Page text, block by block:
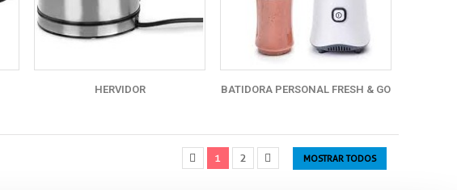
HERVIDOR BATIDORA PERSONAL FRESH & GO
MOSTRAR TODOS
1 2